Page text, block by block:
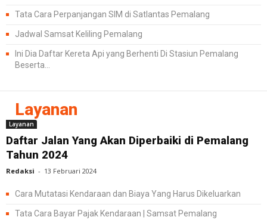
Tata Cara Perpanjangan SIM di Satlantas Pemalang
Jadwal Samsat Keliling Pemalang
Ini Dia Daftar Kereta Api yang Berhenti Di Stasiun Pemalang
Beserta...
Layanan
Layanan
Daftar Jalan Yang Akan Diperbaiki di Pemalang
Tahun 2024
Redaksi - 13 Februari 2024
Cara Mutatasi Kendaraan dan Biaya Yang Harus Dikeluarkan
Tata Cara Bayar Pajak Kendaraan | Samsat Pemalang